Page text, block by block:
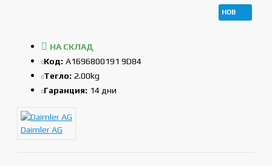
НОВ
НА СКЛАД
Код: A1696800191 9D84
Тегло: 2.00kg
Гаранция: 14 дни
Daimler AG